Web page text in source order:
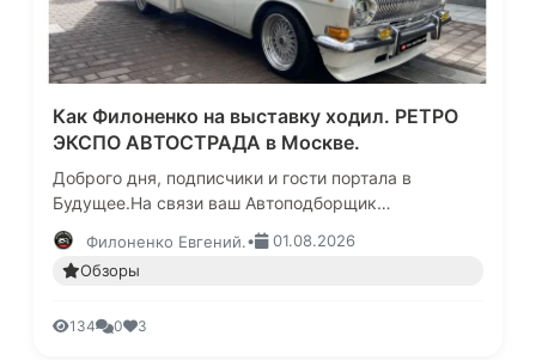
Как Филоненко на выставку ходил. РЕТРО
ЭКСПО АВТОСТРАДА в Москве.
Доброго дня, подписчики и гости портала в
Будущее.На связи ваш Автоподборщик
Филоненко.Побывал я недавно на Ретро выставке в
Москве, которая проходила на импров…
Филоненко Евгений.•
01.08.2026
Обзоры
134 0 3